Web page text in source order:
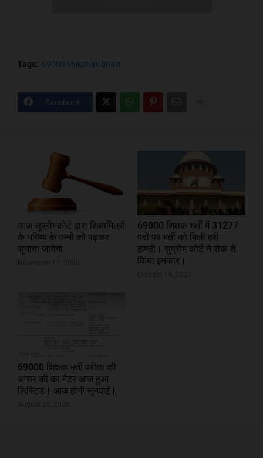
Tags: 69000 shikshak bharti
Facebook
आज सुप्रीमकोर्ट द्वारा शिक्षामित्रों
के भविष्य के पन्नों को पढ़कर
सुनाया जायेगा
69000 शिक्षक भर्ती में 31277
पदों पर भर्ती को मिली हरी
झण्डी। सुप्रीम कोर्ट ने रोक से
किया इनकार।
69000 शिक्षक भर्ती परीक्षा की
आंसर की का मैटर आज हुआ
लिस्टिड। आज होगी सुनवाई।